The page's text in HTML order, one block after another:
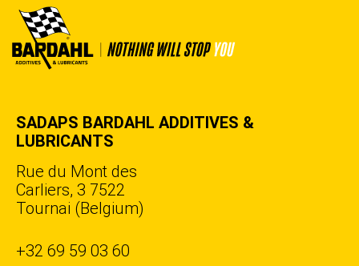
SADAPS BARDAHL ADDITIVES &
LUBRICANTS
Rue du Mont des
Carliers, 3 7522
Tournai (Belgium)
+32 69 59 03 60